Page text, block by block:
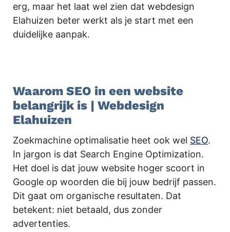
erg, maar het laat wel zien dat webdesign
Elahuizen beter werkt als je start met een
duidelijke aanpak.
Waarom SEO in een website
belangrijk is | Webdesign
Elahuizen
Zoekmachine optimalisatie heet ook wel SEO.
In jargon is dat Search Engine Optimization.
Het doel is dat jouw website hoger scoort in
Google op woorden die bij jouw bedrijf passen.
Dit gaat om organische resultaten. Dat
betekent: niet betaald, dus zonder
advertenties.